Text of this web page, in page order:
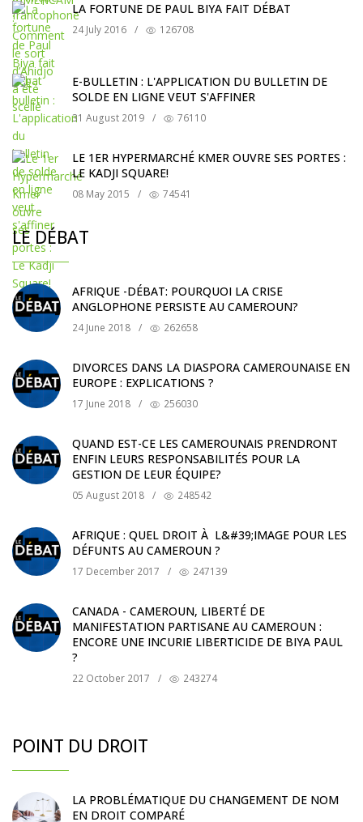
LA FORTUNE DE PAUL BIYA FAIT DÉBAT
24 July 2016 / 126708
E-BULLETIN : L'APPLICATION DU BULLETIN DE
SOLDE EN LIGNE VEUT S'AFFINER
31 August 2019 / 76110
LE 1ER HYPERMARCHÉ KMER OUVRE SES PORTES :
LE KADJI SQUARE!
08 May 2015 / 74541
LE DÉBAT
AFRIQUE -DÉBAT: POURQUOI LA CRISE
ANGLOPHONE PERSISTE AU CAMEROUN?
24 June 2018 / 262658
DIVORCES DANS LA DIASPORA CAMEROUNAISE EN
EUROPE : EXPLICATIONS ?
17 June 2018 / 256030
QUAND EST-CE LES CAMEROUNAIS PRENDRONT
ENFIN LEURS RESPONSABILITÉS POUR LA
GESTION DE LEUR ÉQUIPE?
05 August 2018 / 248542
AFRIQUE : QUEL DROIT À L&#39;IMAGE POUR LES
DÉFUNTS AU CAMEROUN ?
17 December 2017 / 247139
CANADA - CAMEROUN, LIBERTÉ DE
MANIFESTATION PARTISANE AU CAMEROUN :
ENCORE UNE INCURIE LIBERTICIDE DE BIYA PAUL
?
22 October 2017 / 243274
POINT DU DROIT
LA PROBLÉMATIQUE DU CHANGEMENT DE NOM
EN DROIT COMPARÉ